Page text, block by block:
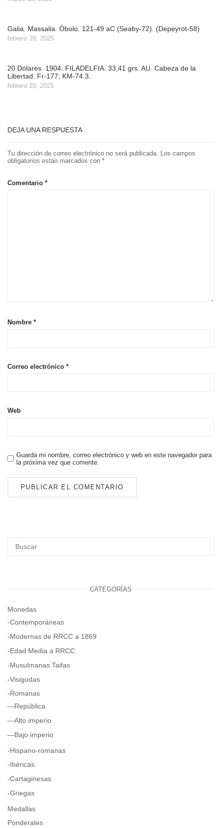
Galia. Massalia. Óbolo. 121-49 aC (Seaby-72). (Depeyrot-58)
febrero 28, 2025
20 Dólares. 1904. FILADELFIA. 33,41 grs. AU. Cabeza de la
Libertad. Fr-177; KM-74.3.
febrero 20, 2025
DEJA UNA RESPUESTA
Tu dirección de correo electrónico no será publicada. Los campos
obligatorios están marcados con *
Comentario *
Nombre *
Correo electrónico *
Web
Guarda mi nombre, correo electrónico y web en este navegador para
la próxima vez que comente.
CATEGORÍAS
Monedas
-Contemporáneas
-Modernas de RRCC a 1869
-Edad Media a RRCC
-Musulmanas Taifas
-Visigodas
-Romanas
—República
—Alto imperio
—Bajo imperio
-Hispano-romanas
-Ibéricas
-Cartaginesas
-Griegas
Medallas
Ponderales